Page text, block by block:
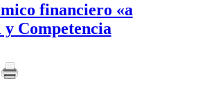
financiero «a
Competencia